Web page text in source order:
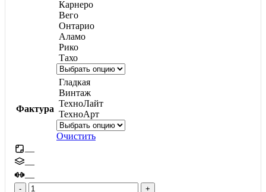
Карнеро
Вего
Онтарио
Аламо
Рико
Тахо
Фактура
Гладкая
Винтаж
ТехноЛайт
ТехноАрт
Очистить
—
—
—
Количество